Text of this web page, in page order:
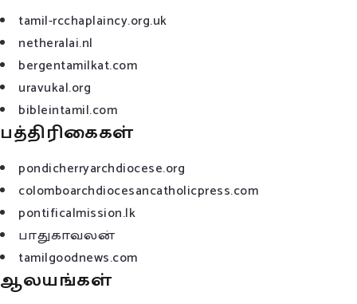
tamil-rcchaplaincy.org.uk
netheralai.nl
bergentamilkat.com
uravukal.org
bibleintamil.com
பத்திரிகைகள்
pondicherryarchdiocese.org
colomboarchdiocesancatholicpress.com
pontificalmission.lk
பாதுகாவலன்
tamilgoodnews.com
ஆலயங்கள்